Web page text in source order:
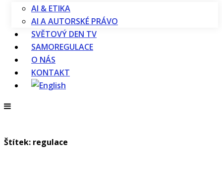
AI & ETIKA
AI A AUTORSKÉ PRÁVO
SVĚTOVÝ DEN TV
SAMOREGULACE
O NÁS
KONTAKT
Štítek: regulace